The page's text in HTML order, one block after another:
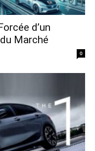
d’un
Marché
0